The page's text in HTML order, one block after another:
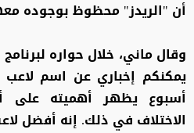
أن "الريدز" محظوظ بوجوده
يمكنكم إخباري عن اسم
أسبوع يظهر أهميته على
الاختلاف في ذلك. إنه أفضل